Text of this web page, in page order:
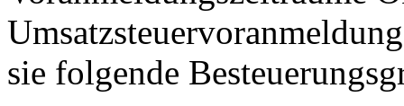
sie folgende